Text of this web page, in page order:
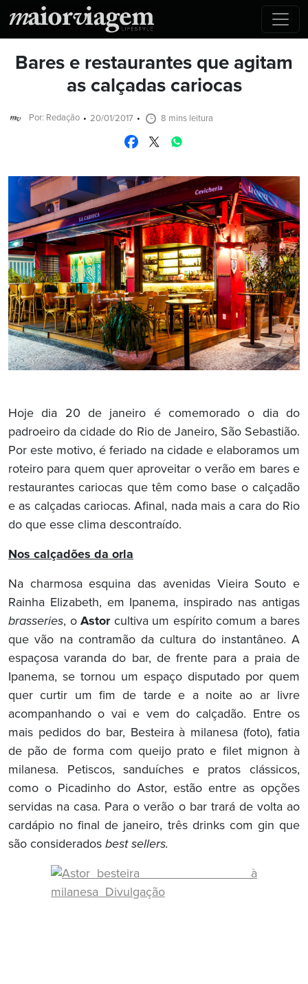
Bares e restaurantes que agitam
as calçadas cariocas
Por: Redação 20/01/2017 8 mins leitura
Hoje dia 20 de janeiro é comemorado o dia do
padroeiro da cidade do Rio de Janeiro, São Sebastião.
Por este motivo, é feriado na cidade e elaboramos um
roteiro para quem quer aproveitar o verão em bares e
restaurantes cariocas que têm como base o calçadão
e as calçadas cariocas. Afinal, nada mais a cara do Rio
do que esse clima descontraído.
Nos calçadões da orla
Na charmosa esquina das avenidas Vieira Souto e
Rainha Elizabeth, em Ipanema, inspirado nas antigas
brasseries, o Astorcultiva um espírito comum a bares
que vão na contramão da cultura do instantâneo. A
espaçosa varanda do bar, de frente para a praia de
Ipanema, se tornou um espaço disputado por quem
quer curtir um fim de tarde e a noite ao ar livre
acompanhando o vai e vem do calçadão. Entre os
mais pedidos do bar, Besteira à milanesa (foto), fatia
de pão de forma com queijo prato e filet mignon à
milanesa. Petiscos, sanduíches e pratos clássicos,
como o Picadinho do Astor, estão entre as opções
servidas na casa. Para o verão o bar trará de volta ao
cardápio no final de janeiro, três drinks com gin que
são considerados best sellers.